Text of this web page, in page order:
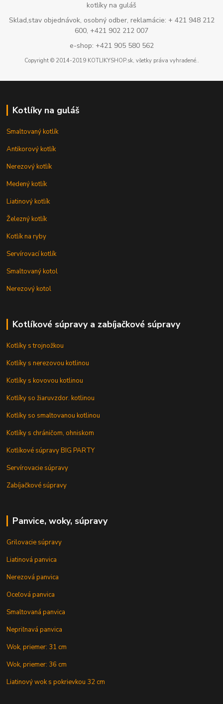
kotlíky na guláš
Sklad,stav objednávok, osobný odber, reklamácie: + 421 948 212
600, +421 902 212 007
e-shop: +421 905 580 562
Copyright © 2014-2019 KOTLIKYSHOP.sk, všetky práva vyhradené..
Kotlíky na guláš
Smaltovaný kotlík
Antikorový kotlík
Nerezový kotlík
Medený kotlík
Liatinový kotlík
Železný kotlík
Kotlík na ryby
Servírovací kotlík
Smaltovaný kotol
Nerezový kotol
Kotlíkové súpravy a zabíjačkové súpravy
Kotlíky s trojnožkou
Kotlíky s nerezovou kotlinou
Kotlíky s kovovou kotlinou
Kotlíky so žiaruvzdor. kotlinou
Kotlíky so smaltovanou kotlinou
Kotlíky s chráničom, ohniskom
Kotlíkové súpravy BIG PARTY
Servírovacie súpravy
Zabíjačkové súpravy
Panvice, woky, súpravy
Grilovacie súpravy
Liatinová panvica
Nerezová panvica
Oceľová panvica
Smaltovaná panvica
Nepriľnavá panvica
Wok, priemer: 31 cm
Wok, priemer: 36 cm
Liatinový wok s pokrievkou 32 cm